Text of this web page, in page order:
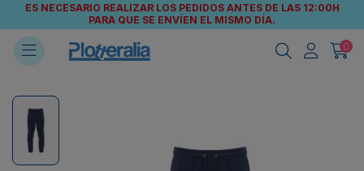
ES NECESARIO REALIZAR LOS PEDIDOS ANTES DE LAS 12:00H
PARA QUE SE ENVÍEN EL MISMO DÍA.
0